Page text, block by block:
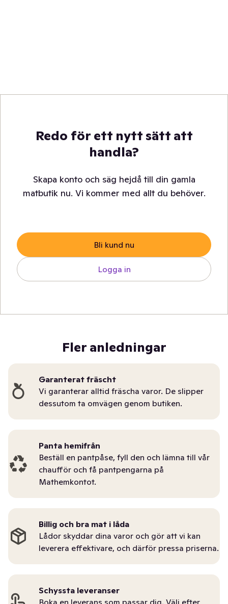
Redo för ett nytt sätt att
handla?
Skapa konto och säg hejdå till din gamla
matbutik nu. Vi kommer med allt du behöver.
Bli kund nu
Logga in
Fler anledningar
Garanterat fräscht
Vi garanterar alltid fräscha varor. De slipper
dessutom ta omvägen genom butiken.
Panta hemifrån
Beställ en pantpåse, fyll den och lämna till vår
chaufför och få pantpengarna på
Mathemkontot.
Billig och bra mat i låda
Lådor skyddar dina varor och gör att vi kan
leverera effektivare, och därför pressa priserna.
Schyssta leveranser
Boka en leverans som passar dig. Välj efter